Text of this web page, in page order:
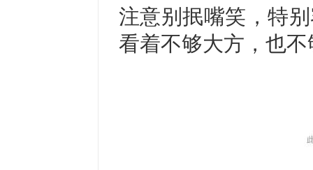
注意别抿嘴笑，特
看着不够大方，也